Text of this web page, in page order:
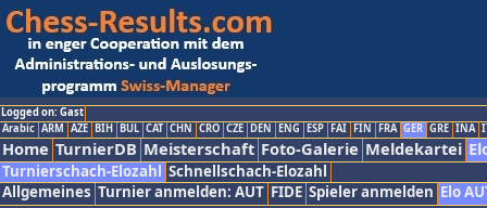
Logged on: Gast
Arabic ARM AZE BIH BUL CAT CHN CRO CZE DEN ENG ESP FAI FIN FRA GER GRE INA
Home TurnierDB Meisterschaft Foto-Galerie Meldekartei
Turnierschach-Elozahl Schnellschach-Elozahl
Allgemeines Turnier anmelden: AUT FIDE Spieler anmelden Elo